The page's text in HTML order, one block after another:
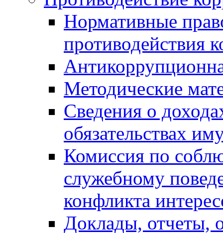
Нормативные
противодействия
Методические
Сведения о
обязательствах
Комиссия по
служебному
конфликта
Доклады, отчеты,